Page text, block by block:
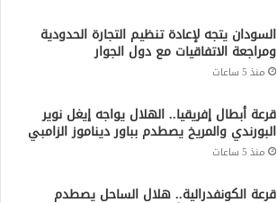
السودان يتجه لإعادة تنظيم التجارة الحدودية
ومراجعة الاتفاقيات مع دول الجوار
منذ 5 ساعات
قرعة أبطال إفريقيا.. الهلال يواجه إيغل نوير
البورندي والمريخ يصطدم بباور ديناموز الزامبي
منذ 5 ساعات
قرعة الكونفدرالية.. هلال الساحل يصطدم